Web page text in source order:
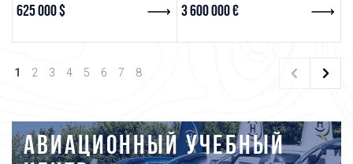
625 000 $ 3 600 000 €
1 2 3 4 5 6 7 8
АВИАЦИОННЫЙ УЧЕБНЫЙ